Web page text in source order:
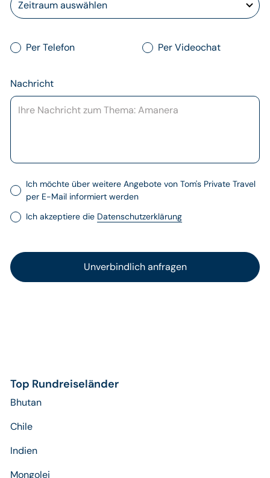
Per Telefon Per Videochat
Nachricht
Ich möchte über weitere Angebote von Tom's Private Travel
per E-Mail informiert werden
Ich akzeptiere die Datenschutzerklärung
Top Rundreiseländer
Bhutan
Chile
Indien
Mongolei